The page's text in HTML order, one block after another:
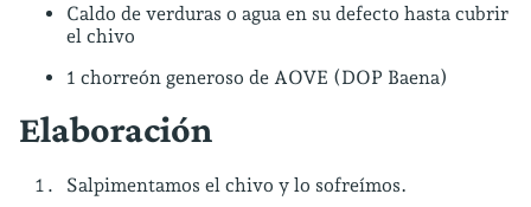
Caldo de verduras o agua en su defecto hasta cubrir
el chivo
1 chorreón generoso de AOVE (DOP Baena)
Elaboración
Salpimentamos el chivo y lo sofreímos.